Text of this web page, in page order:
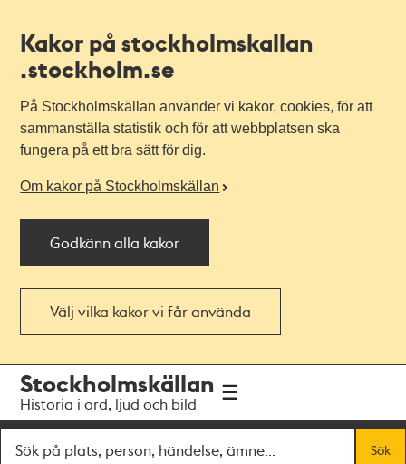
Kakor på stockholmskallan
.stockholm.se
På Stockholmskällan använder vi kakor, cookies, för att
sammanställa statistik och för att webbplatsen ska
fungera på ett bra sätt för dig.
Om kakor på Stockholmskällan
Godkänn alla kakor
Välj vilka kakor vi får använda
navigationen
huvudinnehållet
Stockholmskällan
Historia i ord, ljud och bild
Sök